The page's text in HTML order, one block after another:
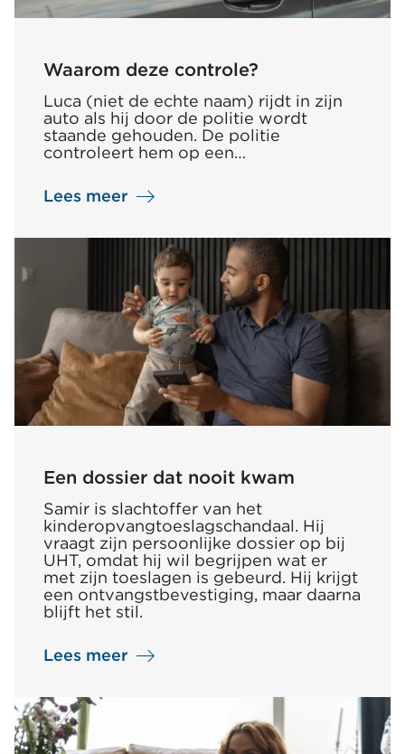
Waarom deze controle?
Luca (niet de echte naam) rijdt in zijn
auto als hij door de politie wordt
staande gehouden. De politie
controleert hem op een…
Lees meer
over
deze
Een dossier dat nooit kwam
Samir is slachtoffer van het
kinderopvangtoeslagschandaal. Hij
vraagt zijn persoonlijke dossier op bij
UHT, omdat hij wil begrijpen wat er
met zijn toeslagen is gebeurd. Hij krijgt
een ontvangstbevestiging, maar daarna
blijft het stil.
Lees meer
over
dossier
dat
nooit